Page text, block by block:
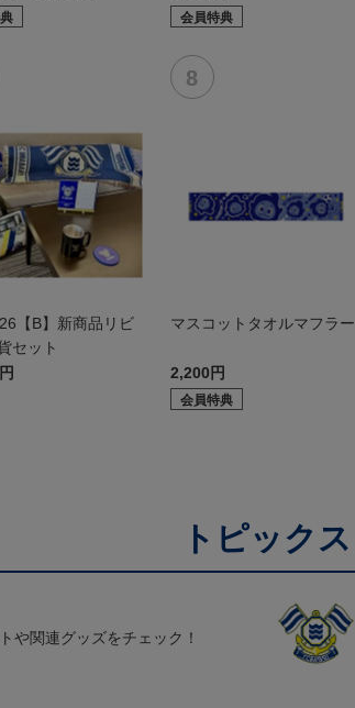
会員特典
【B】新商品リビ
セット
マスコットタオルマフラー
2,200円
会員特典
トピックス
や関連グッズをチェック！